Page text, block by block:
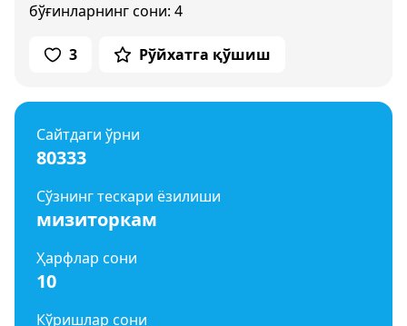
бўғинларнинг сони: 4
3 Рўйхатга қўшиш
Сайтдаги ўрни
80333
Сўзнинг тескари ёзилиши
мизиторкам
Ҳарфлар сони
10
Кўришлар сони